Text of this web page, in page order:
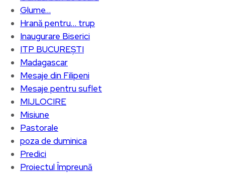
Glume…
Hrană pentru… trup
Inaugurare Biserici
ITP BUCUREȘTI
Madagascar
Mesaje din Filipeni
Mesaje pentru suflet
MIJLOCIRE
Misiune
Pastorale
poza de duminica
Predici
Proiectul Împreună